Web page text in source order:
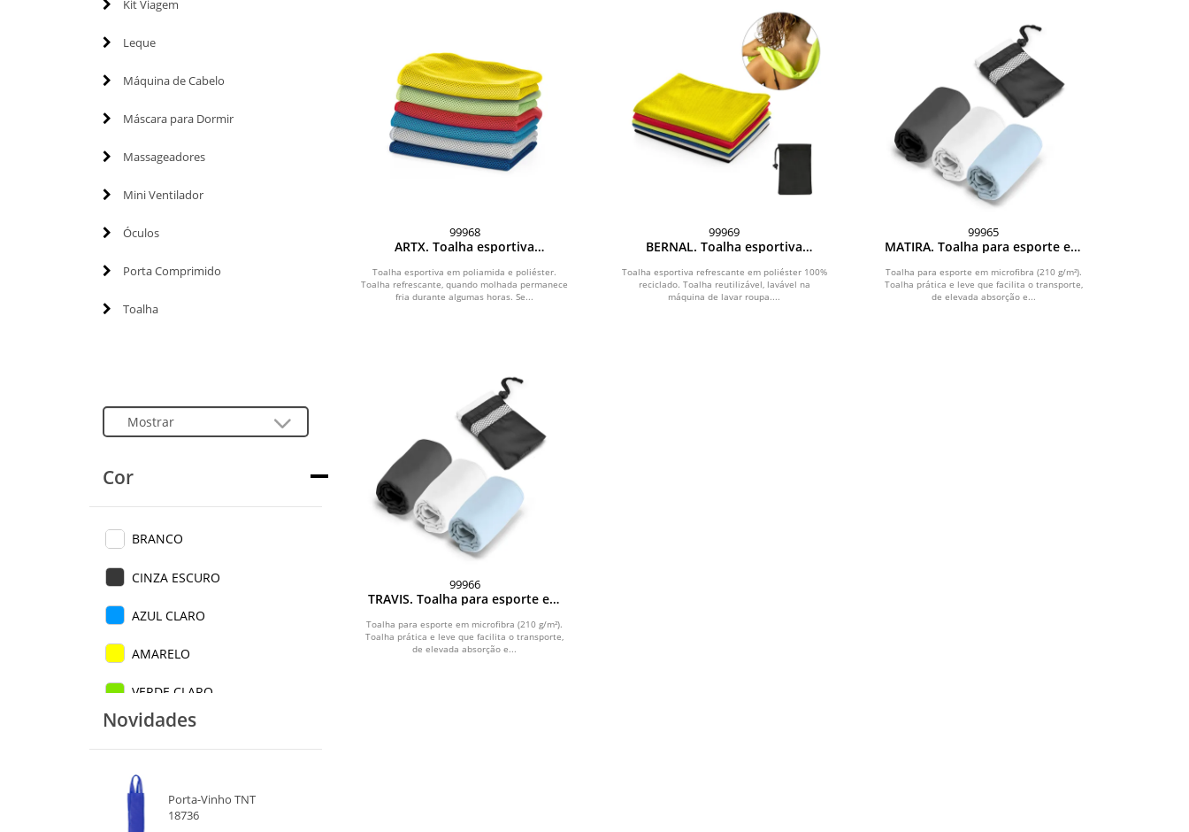
Kit Viagem
Leque
Máquina de Cabelo
Máscara para Dormir
Massageadores
Mini Ventilador
Óculos
Porta Comprimido
Toalha
Cor
BRANCO
CINZA ESCURO
AZUL CLARO
AMARELO
VERDE CLARO
VERMELHO
PRETO
Novidades
Porta-Vinho TNT
18736
99968
ARTX. Toalha esportiva
poliéster
Toalha esportiva em poliamida e poliéster.
Toalha refrescante, quando molhada permanece
fria durante algumas horas. Se...
99969
BERNAL. Toalha esportiva
reciclado com bolsa em non-
woven
Toalha esportiva refrescante em poliéster 100%
reciclado. Toalha reutilizável, lavável na
máquina de lavar roupa....
99965
MATIRA. Toalha para esporte em
Toalha para esporte em microfibra (210 g/m²).
Toalha prática e leve que facilita o transporte,
de elevada absorção e...
99966
TRAVIS. Toalha para esporte em
Toalha para esporte em microfibra (210 g/m²).
Toalha prática e leve que facilita o transporte,
de elevada absorção e...